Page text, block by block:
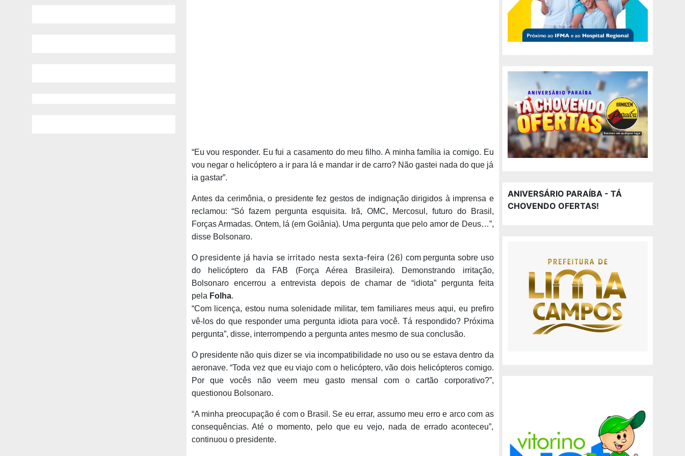
“Eu vou responder. Eu fui a casamento do meu filho. A minha família ia comigo. Eu
vou negar o helicóptero a ir para lá e mandar ir de carro? Não gastei nada do que já
ia gastar”.
Antes da cerimônia, o presidente fez gestos de indignação dirigidos à imprensa e
reclamou: “Só fazem pergunta esquisita. Irã, OMC, Mercosul, futuro do Brasil,
Forças Armadas. Ontem, lá (em Goiânia). Uma pergunta que pelo amor de Deus…”,
disse Bolsonaro.
O presidente já havia se irritado nesta sexta-feira (26) com pergunta sobre uso
do helicóptero da FAB (Força Aérea Brasileira). Demonstrando irritação,
Bolsonaro encerrou a entrevista depois de chamar de “idiota” pergunta feita
pela Folha.
“Com licença, estou numa solenidade militar, tem familiares meus aqui, eu prefiro
vê-los do que responder uma pergunta idiota para você. Tá respondido? Próxima
pergunta”, disse, interrompendo a pergunta antes mesmo de sua conclusão.
O presidente não quis dizer se via incompatibilidade no uso ou se estava dentro da
aeronave. “Toda vez que eu viajo com o helicóptero, vão dois helicópteros comigo.
Por que vocês não veem meu gasto mensal com o cartão corporativo?”,
questionou Bolsonaro.
“A minha preocupação é com o Brasil. Se eu errar, assumo meu erro e arco com as
consequências. Até o momento, pelo que eu vejo, nada de errado aconteceu”,
continuou o presidente.
ANIVERSÁRIO PARAÍBA - TÁ
CHOVENDO OFERTAS!